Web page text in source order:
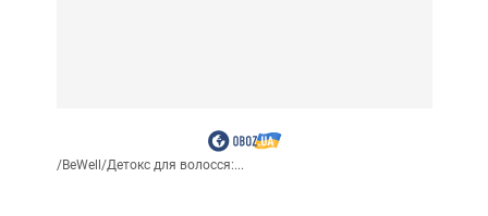
/BeWell/Детокс для волосся:...